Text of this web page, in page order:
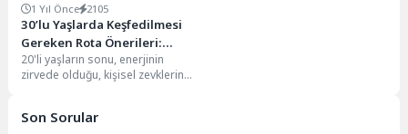
1 Yıl Önce 2105
30’lu Yaşlarda Keşfedilmesi
Gereken Rota Önerileri:
Roma’dan Kapadokya’ya
20'li yaşların sonu, enerjinin
zirvede olduğu, kişisel zevklerin
Son Sorular